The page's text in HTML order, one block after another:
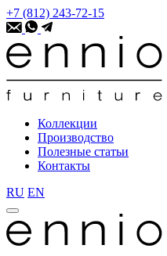
+7 (812) 243-72-15
Коллекции
Производство
Полезные статьи
Контакты
RU EN